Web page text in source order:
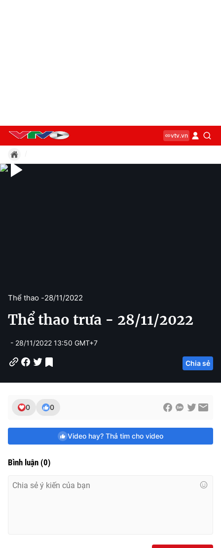
vtv.vn
Thể thao -28/11/2022
Thể thao trưa - 28/11/2022
- 28/11/2022 13:50 GMT+7
Chia sẻ
0 0
Video hay? Thả tim cho video
Bình luận (0)